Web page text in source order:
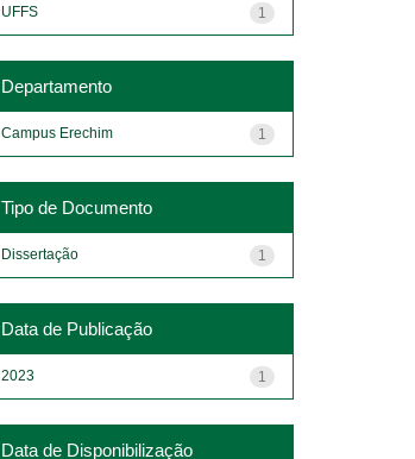
1
UFFS
Departamento
1
Campus Erechim
Tipo de Documento
1
Dissertação
Data de Publicação
1
2023
Data de Disponibilização